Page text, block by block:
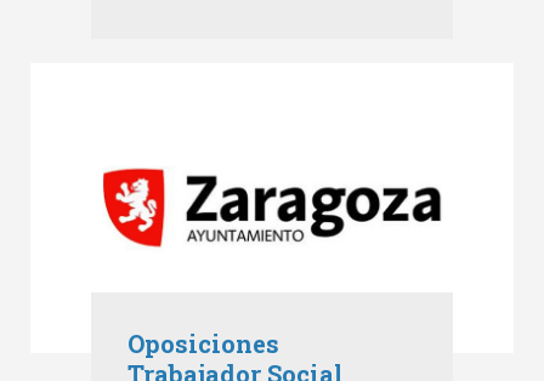
Oposiciones
Trabajador Social